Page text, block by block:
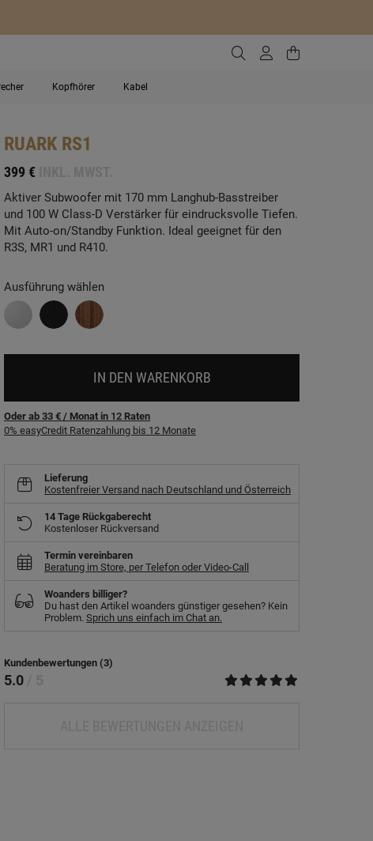
Zur Suche gehen
ZumZum
Kopfhörer Kabel
RUARK RS1
399 €
Aktiver Subwoofer mit 170 mm Langhub-Basstreiber
und 100 W Class-D Verstärker für eindrucksvolle Tiefen.
Mit Auto-on/Standby Funktion. Ideal geeignet für den
R3S, MR1 und R410.
Ausführung wählen
IN DEN WARENKORB
Oder ab 33 € / Monat in 12 Raten
0% easyCredit Ratenzahlung bis 12 Monate
Lieferung
Kostenfreier Versand nach Deutschland und Österreich
14 Tage Rückgaberecht
Kostenloser Rückversand
Termin vereinbaren
Beratung im Store, per Telefon oder Video-Call
Woanders billiger?
Du hast den Artikel woanders günstiger gesehen? Kein
Problem. Sprich uns einfach im Chat an.
Kundenbewertungen (3)
5.0